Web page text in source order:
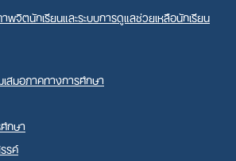
พจิตนักเรียนและระบบการดูแลช่วยเหลือนักเรียน
สมอภาคทางการศึกษา
กษา
รค์